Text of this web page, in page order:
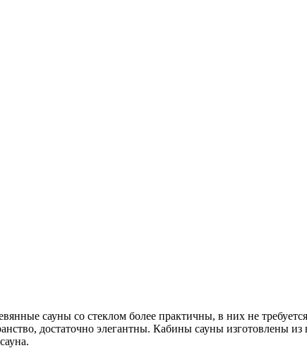
сауны со стеклом более практичны, в них не
достаточно элегантны. Кабины сауны изготовлены из